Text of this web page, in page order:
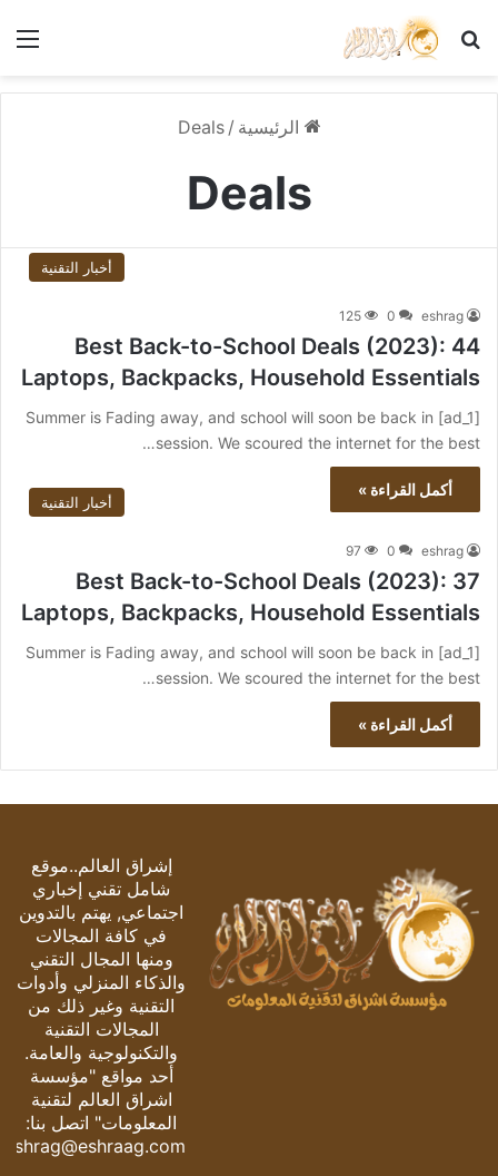
بحث عن
الرئيسية /
Deals
Deals
أخبار التقنية
eshrag
0
125
44 Best Back-to-School Deals (2023):
Laptops, Backpacks, Household Essentials
[ad_1] Summer is Fading away, and school will soon be back in
session. We scoured the internet for the best…
أكمل القراءة »
أخبار التقنية
eshrag
0
97
37 Best Back-to-School Deals (2023):
Laptops, Backpacks, Household Essentials
[ad_1] Summer is Fading away, and school will soon be back in
session. We scoured the internet for the best…
أكمل القراءة »
إشراق العالم..موقع
شامل تقني إخباري
اجتماعي, يهتم بالتدوين
في كافة المجالات
ومنها المجال التقني
والذكاء المنزلي وأدوات
التقنية وغير ذلك من
المجالات التقنية
والتكنولوجية والعامة.
أحد مواقع "مؤسسة
اشراق العالم لتقنية
المعلومات" اتصل بنا:
eshrag@eshraag.com